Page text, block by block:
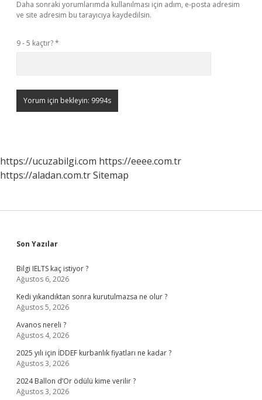
Daha sonraki yorumlarımda kullanılması için adım, e-posta adresim
ve site adresim bu tarayıcıya kaydedilsin.
9 - 5 kaçtır?*
https://ucuzabilgi.com https://eeee.com.tr
https://aladan.com.trSitemap
Sidebar
Son Yazılar
Bilgi IELTS kaç istiyor ?
Ağustos 6, 2026
Kedi yıkandıktan sonra kurutulmazsa ne olur ?
Ağustos 5, 2026
Avanos nereli ?
Ağustos 4, 2026
2025 yılı için İDDEF kurbanlık fiyatları ne kadar ?
Ağustos 3, 2026
2024 Ballon d’Or ödülü kime verilir ?
Ağustos 3, 2026